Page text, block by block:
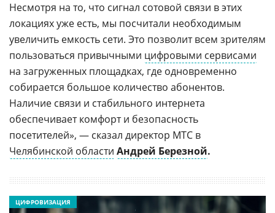
Несмотря на то, что сигнал сотовой связи в этих
локациях уже есть, мы посчитали необходимым
увеличить емкость сети. Это позволит всем зрителям
пользоваться привычными цифровыми сервисами
на загруженных площадках, где одновременно
собирается большое количество абонентов.
Наличие связи и стабильного интернета
обеспечивает комфорт и безопасность
посетителей», — сказал директор МТС в
Челябинской области Андрей Березной.
ЦИФРОВИЗАЦИЯ